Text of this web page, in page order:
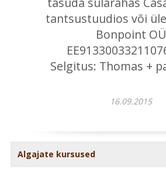
tantsustuudios või
Bonpoint OÜ
Selgitus: Thomas +
16.09.2015
Algajate kursused